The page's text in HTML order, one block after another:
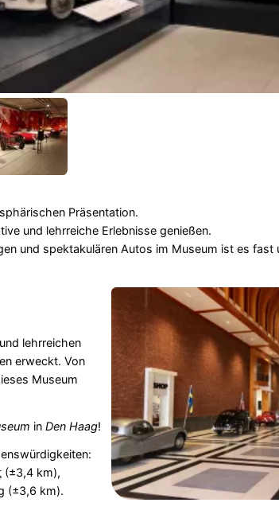
Präsentation.
und lehrreiche Erlebnisse genießen.
und spektakulären Autos im Museum ist es fast
lehrreichen
erweckt. Von
Museum
in Den Haag!
(±3,4 km),
(±3,6 km).